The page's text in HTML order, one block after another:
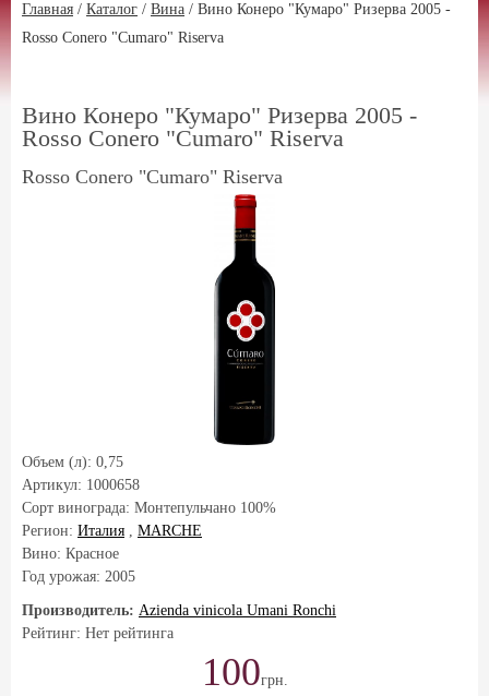
Главная / Каталог / Вина / Вино Конеро "Кумаро" Ризерва 2005 -
Rosso Conero "Cumaro" Riserva
Вино Конеро "Кумаро" Ризерва 2005 -
Rosso Conero "Cumaro" Riserva
Rosso Conero "Cumaro" Riserva
Объем (л): 0,75
Артикул: 1000658
Сорт винограда: Монтепульчано 100%
Регион: Италия , MARCHE
Вино: Красное
Год урожая: 2005
Производитель: Azienda vinicola Umani Ronchi
Рейтинг: Нет рейтинга
100грн.